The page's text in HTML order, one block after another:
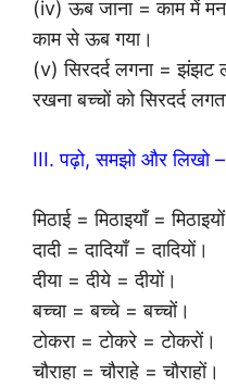
(iv) ऊब जाना = काम में
काम से ऊब गया।
(v) सिरदर्द लगना = झंझट
रखना बच्चों को सिरदर्द
III. पढ़ो, समझो और लिखो –
मिठाई = मिठाइयाँ = मिठाइयों
दादी = दादियाँ = दादियों।
दीया = दीये = दीयों।
बच्चा = बच्चे = बच्चों।
टोकरा = टोकरे = टोकरों।
चौराहा = चौराहे = चौराहों।